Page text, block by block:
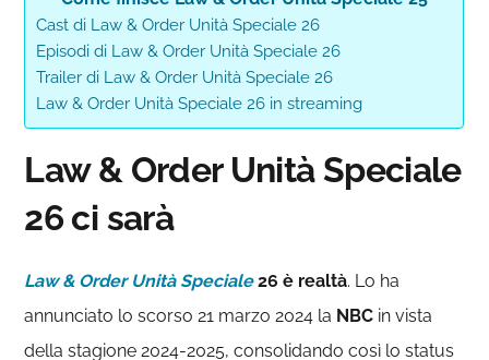
Cast di Law & Order Unità Speciale 26
Episodi di Law & Order Unità Speciale 26
Trailer di Law & Order Unità Speciale 26
Law & Order Unità Speciale 26 in streaming
Law & Order Unità Speciale
26 ci sarà
Law & Order Unità Speciale26 è realtà. Lo ha
annunciato lo scorso 21 marzo 2024 la NBC in vista
della stagione 2024-2025, consolidando così lo status